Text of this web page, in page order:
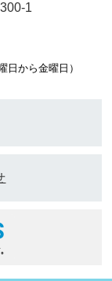
1
日から金曜日）